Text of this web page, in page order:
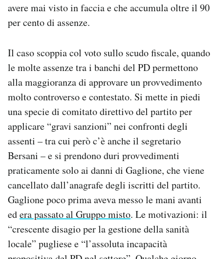
avere mai visto in faccia e che accumula oltre il 90
per cento di assenze.
Il caso scoppia col voto sullo scudo fiscale, quando
le molte assenze tra i banchi del PD permettono
alla maggioranza di approvare un provvedimento
molto controverso e contestato. Si mette in piedi
una specie di comitato direttivo del partito per
applicare “gravi sanzioni” nei confronti degli
assenti – tra cui però c’è anche il segretario
Bersani – e si prendono duri provvedimenti
praticamente solo ai danni di Gaglione, che viene
cancellato dall’anagrafe degli iscritti del partito.
Gaglione poco prima aveva messo le mani avanti
edera passato al Gruppo misto. Le motivazioni: il
“crescente disagio per la gestione della sanità
locale” pugliese e “l’assoluta incapacità